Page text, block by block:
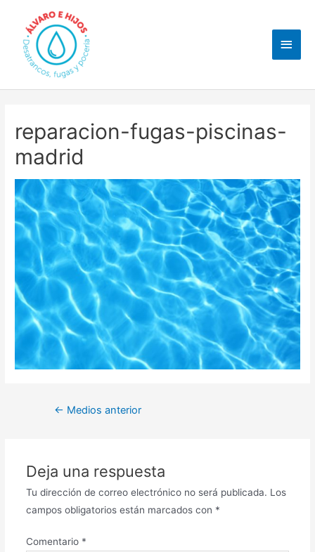
contenido
reparacion-fugas-piscinas-
madrid
Navegación
← Medios anterior
Deja una respuesta
Tu dirección de correo electrónico no será publicada. Los
campos obligatorios están marcados con *
Comentario *